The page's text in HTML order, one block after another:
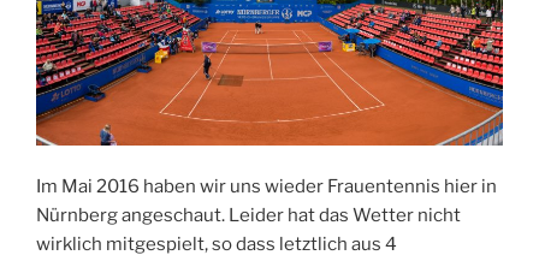
Im Mai 2016 haben wir uns wieder Frauentennis hier in
Nürnberg angeschaut. Leider hat das Wetter nicht
wirklich mitgespielt, so dass letztlich aus 4